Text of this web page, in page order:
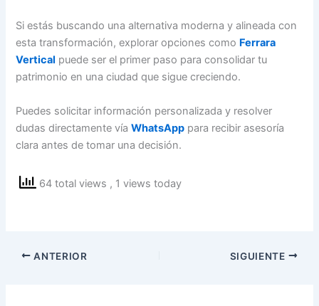
Si estás buscando una alternativa moderna y alineada con
esta transformación, explorar opciones como Ferrara
Vertical puede ser el primer paso para consolidar tu
patrimonio en una ciudad que sigue creciendo.
Puedes solicitar información personalizada y resolver
dudas directamente víaWhatsApp para recibir asesoría
clara antes de tomar una decisión.
64 total views , 1 views today
ANTERIOR SIGUIENTE